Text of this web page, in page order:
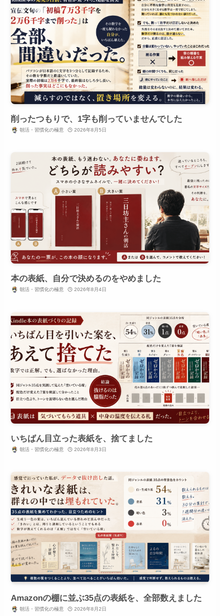
削ったつもりで、1字も削っていませんでした
朝活・習慣化の極意 2026年8月5日
本の表紙、自分で決めるのをやめました
朝活・習慣化の極意 2026年8月4日
いちばん目立った表紙を、捨てました
朝活・習慣化の極意 2026年8月3日
Amazonの棚に並ぶ35点の表紙を、全部数えました
朝活・習慣化の極意 2026年8月2日